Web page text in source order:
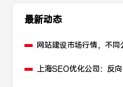
最新动态
网站建设市场行情，不同
上海SEO优化公司：反